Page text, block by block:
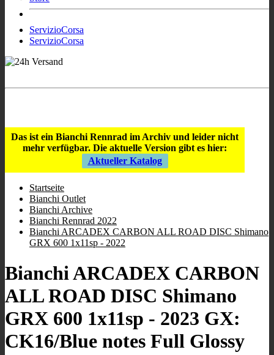
ServizioCorsa
ServizioCorsa
Das ist ein Bianchi Rennrad im Archiv und leider nicht
mehr verfügbar. Die aktuelle Version gibt es hier:
Aktueller Katalog
Startseite
Bianchi Outlet
Bianchi Archive
Bianchi Rennrad 2022
Bianchi ARCADEX CARBON ALL ROAD DISC Shimano
GRX 600 1x11sp - 2022
Bianchi ARCADEX CARBON
ALL ROAD DISC Shimano
GRX 600 1x11sp - 2023 GX:
CK16/Blue notes Full Glossy